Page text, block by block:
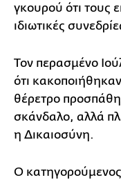
γκουρού ότι τους
ιδιωτικές
Τον περασμένο
ότι
θέρετρο
σκάνδαλο, αλλά
η Δικαιοσύνη.
Ο